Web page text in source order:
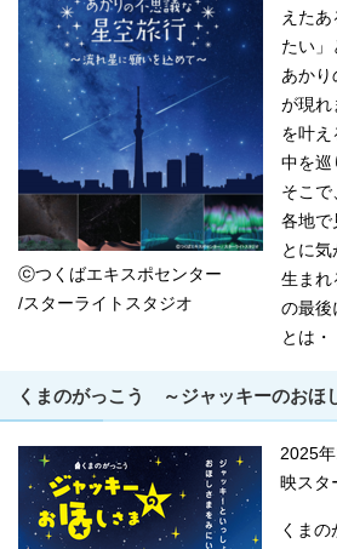
ⓒつくばエキスポセンター
/スターライトスタジオ
えた
たい」
あかり
が現れ
を叶え
中を巡
そこで
各地で
とに
生まれ
の最後
とは・
くまのがっこう ～ジャッキーのおほ
2025
映スタ
くま